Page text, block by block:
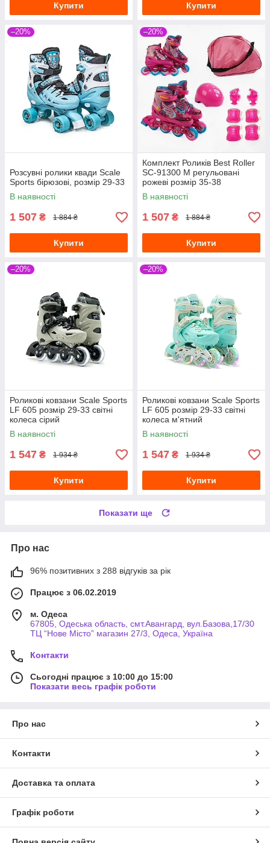
Купити Купити
–20%
Розсувні ролики квади Scale
Sports бірюзові, розмір 29-33
В наявності
1 507 ₴ 1 884 ₴
Купити
–20%
Комплект Роликів Best Roller
SC-91300 М регульовані
рожеві розмір 35-38
В наявності
1 507 ₴ 1 884 ₴
Купити
–20%
Роликові ковзани Scale Sports
LF 605 розмір 29-33 світні
колеса сірий
В наявності
1 547 ₴ 1 934 ₴
Купити
–20%
Роликові ковзани Scale Sports
LF 605 розмір 29-33 світні
колеса м'ятний
В наявності
1 547 ₴ 1 934 ₴
Купити
Показати ще
Про нас
96% позитивних з 288 відгуків за рік
Працює з 06.02.2019
м. Одеса
67805, Одеська область, смт.Авангард, вул.Базова,17/30
ТЦ “Нове Місто” магазин 27/3, Одеса, Україна
Контакти
Сьогодні працює з 10:00 до 15:00
Показати весь графік роботи
Про нас
Контакти
Доставка та оплата
Графік роботи